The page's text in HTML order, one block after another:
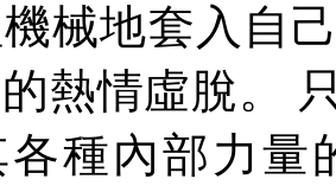
械地套入自
熱情虛脫。
種內部力量